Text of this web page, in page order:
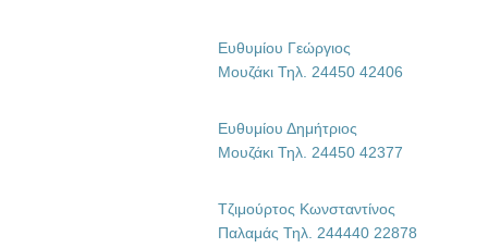
Ευθυμίου Γεώργιος
Μουζάκι Τηλ. 24450 42406
Ευθυμίου Δημήτριος
Μουζάκι Τηλ. 24450 42377
Τζιμούρτος Κωνσταντίνος
Παλαμάς Τηλ. 244440 22878